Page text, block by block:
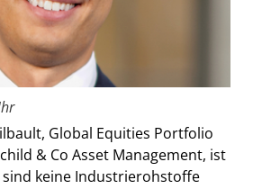
Global Equities Portfolio
& Co Asset Management, ist
keine Industrierohstoffe